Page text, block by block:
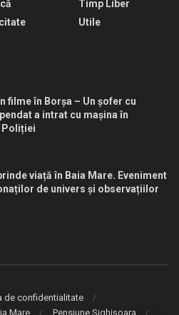
Timp Liber
Utile
filme în Borșa – Un șofer cu
a intrat cu mașina în
Poliției
viață în Baia Mare. Eveniment
de univers și observațiilor
de confidentialitate
Mare Pensiune Sighișoara